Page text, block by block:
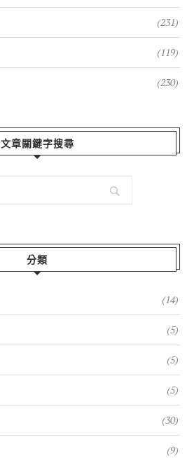
(231)
(119)
(230)
文章關鍵字搜尋
分類
(14)
(5)
(5)
(5)
(30)
(9)